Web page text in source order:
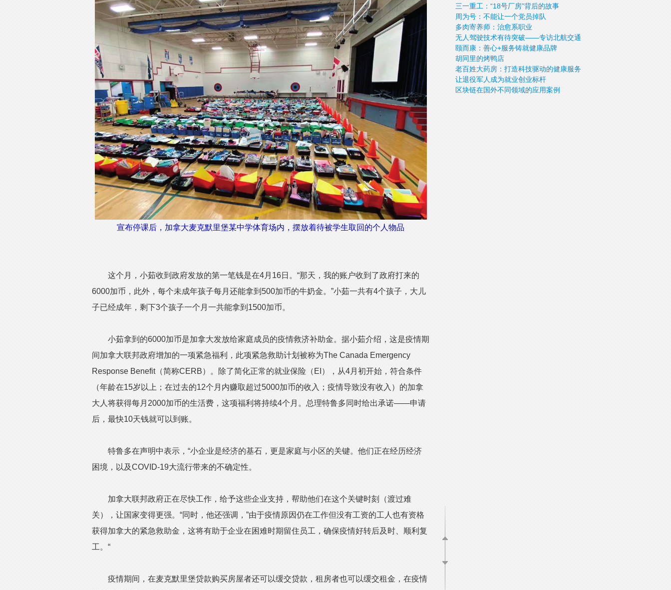
宣布停课后，加拿大麦克默里堡某中学体育场内，摆放着待被学生取回的个人物品
这个月，小茹收到政府发放的第一笔钱是在4月16日。“那天，我的账户收到了政府打来的
6000加币，此外，每个未成年孩子每月还能拿到500加币的牛奶金。”小茹一共有4个孩子，大儿
子已经成年，剩下3个孩子一个月一共能拿到1500加币。
小茹拿到的6000加币是加拿大发放给家庭成员的疫情救济补助金。据小茹介绍，这是疫情期
间加拿大联邦政府增加的一项紧急福利，此项紧急救助计划被称为The Canada Emergency
Response Benefit（简称CERB）。除了简化正常的就业保险（EI），从4月初开始，符合条件
（年龄在15岁以上；在过去的12个月内赚取超过5000加币的收入；疫情导致没有收入）的加拿
大人将获得每月2000加币的生活费，这项福利将持续4个月。总理特鲁多同时给出承诺——申请
后，最快10天钱就可以到账。
特鲁多在声明中表示，“小企业是经济的基石，更是家庭与小区的关键。他们正在经历经济
困境，以及COVID-19大流行带来的不确定性。
加拿大联邦政府正在尽快工作，给予这些企业支持，帮助他们在这个关键时刻（渡过难
关），让国家变得更强。“同时，他还强调，”由于疫情原因仍在工作但没有工资的工人也有资格
获得加拿大的紧急救助金，这将有助于企业在困难时期留住员工，确保疫情好转后及时、顺利复
工。“
疫情期间，在麦克默里堡贷款购买房屋者还可以缓交贷款，租房者也可以缓交租金，在疫情
三一重工：“18号厂房”背后的故事
周为号：不能让一个党员掉队
多肉寄养师：治愈系职业
无人驾驶技术有待突破——专访北航交通
科学与工程学院副院长青年长江学者田大
新教授
颐而康：善心+服务铸就健康品牌
胡同里的烤鸭店
老百姓大药房：打造科技驱动的健康服务
平台
让退役军人成为就业创业标杆
区块链在国外不同领域的应用案例